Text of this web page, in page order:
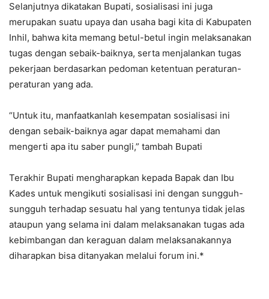
Selanjutnya dikatakan Bupati, sosialisasi ini juga
merupakan suatu upaya dan usaha bagi kita di Kabupaten
Inhil, bahwa kita memang betul-betul ingin melaksanakan
tugas dengan sebaik-baiknya, serta menjalankan tugas
pekerjaan berdasarkan pedoman ketentuan peraturan-
peraturan yang ada.
“Untuk itu, manfaatkanlah kesempatan sosialisasi ini
dengan sebaik-baiknya agar dapat memahami dan
mengerti apa itu saber pungli,” tambah Bupati
Terakhir Bupati mengharapkan kepada Bapak dan Ibu
Kades untuk mengikuti sosialisasi ini dengan sungguh-
sungguh terhadap sesuatu hal yang tentunya tidak jelas
ataupun yang selama ini dalam melaksanakan tugas ada
kebimbangan dan keraguan dalam melaksanakannya
diharapkan bisa ditanyakan melalui forum ini.*